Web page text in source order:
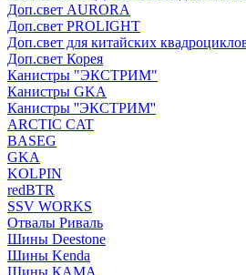
Доп.свет AURORA
Доп.свет PROLIGHT
Доп.свет для китайских
Доп.свет Корея
Канистры "ЭКСТРИМ"
Канистры GKA
Канистры ''ЭКСТРИМ''
ARCTIC CAT
BASEG
GKA
KOLPIN
redBTR
SSV WORKS
Отвалы Риваль
Шины Deestone
Шины Kenda
Шины КАМА